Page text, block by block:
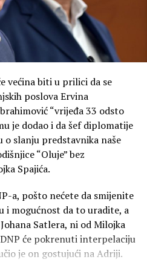
iz njih izađe.
u odgovoru na mržnju ne
se borimo. Posebnu
Mandić.
pokojnog mitropolita
doprinos očuvanju
Gore.
ljudi koji su znali da se
poručio je Mandić.
je, jeste borba za uspješno
većina biti u prilici da se
poslova Ervina
“vrijeđa 33 odsto
je dodao i da šef diplomatije
slanju predstavnika naše
“Oluje” bez
Spajića.
a, pošto nećete da smijenite
i mogućnost da to uradite, a
Satlera, ni od Milojka
će pokrenuti interpelaciju
je on gostujući na Adriji.